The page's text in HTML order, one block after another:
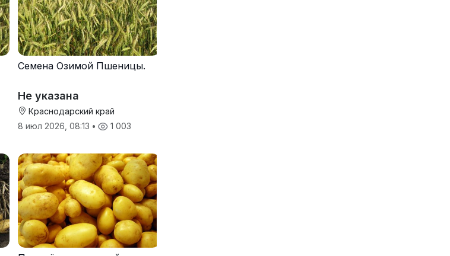
Семена Озимой Пшеницы.
Не указана
Краснодарский край
8 июл 2026, 08:13 • 1 003